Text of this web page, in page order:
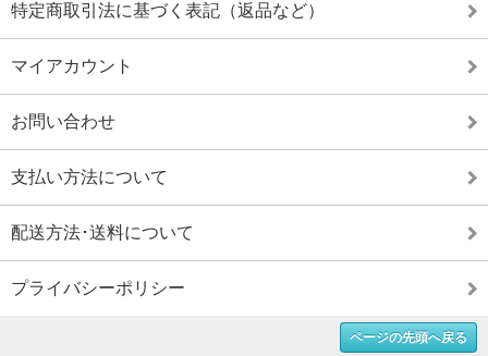
特定商取引法に基づく表記（返品など）
マイアカウント
お問い合わせ
支払い方法について
配送方法･送料について
プライバシーポリシー
ページの先頭へ戻る